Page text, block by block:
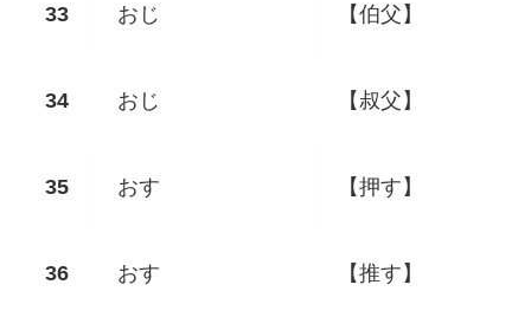
おじ 【伯父】
おじ 【叔父】
おす 【押す】
おす 【推す】